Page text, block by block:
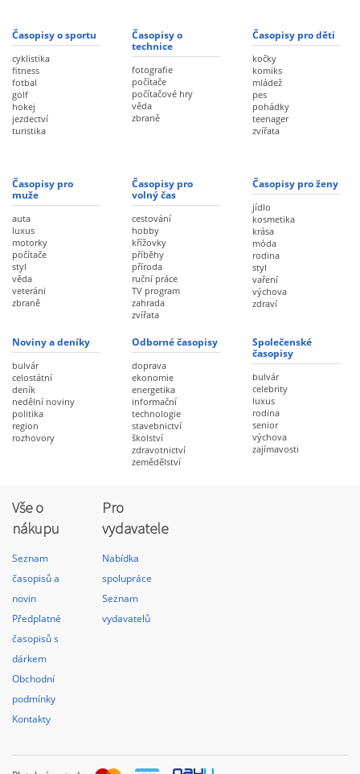
Časopisy o sportu
cyklistika
fitness
fotbal
golf
hokej
jezdectví
turistika
Časopisy o
technice
fotografie
počítače
počítačové hry
věda
zbraně
Časopisy pro děti
kočky
komiks
mládež
pes
pohádky
teenager
zvířata
Časopisy pro
muže
auta
luxus
motorky
počítače
styl
věda
veteráni
zbraně
Časopisy pro
volný čas
cestování
hobby
křížovky
příběhy
příroda
ruční práce
TV program
zahrada
zvířata
Časopisy pro ženy
jídlo
kosmetika
krása
móda
rodina
styl
vaření
výchova
zdraví
Noviny a deníky
bulvár
celostátní
deník
nedělní noviny
politika
region
rozhovory
Odborné časopisy
doprava
ekonomie
energetika
informační
technologie
stavebnictví
školství
zdravotnictví
zemědělství
Společenské
časopisy
bulvár
celebrity
luxus
rodina
senior
výchova
zajímavosti
Vše o
nákupu
Seznam
časopisů a
novin
Předplatné
časopisů s
dárkem
Obchodní
podmínky
Kontakty
Pro
vydavatele
Nabídka
spolupráce
Seznam
vydavatelů